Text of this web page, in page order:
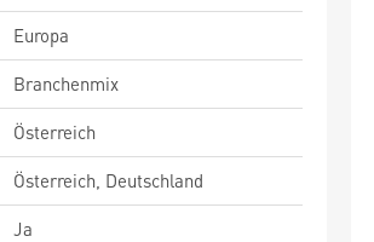
Europa
Branchenmix
Österreich
Österreich, Deutschland
Ja